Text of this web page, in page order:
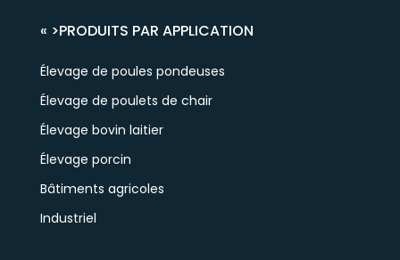
« >PRODUITS PAR APPLICATION
Élevage de poules pondeuses
Élevage de poulets de chair
Élevage bovin laitier
Élevage porcin
Bâtiments agricoles
Industriel